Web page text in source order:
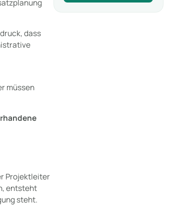
dass
müssen
Projektleiter
entsteht
steht.